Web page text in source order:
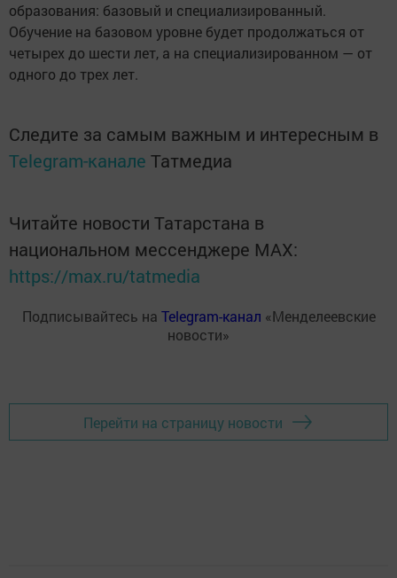
образования: базовый и специализированный.
Обучение на базовом уровне будет продолжаться от
четырех до шести лет, а на специализированном — от
одного до трех лет.
Следите за самым важным и интересным в
Telegram-канале Татмедиа
Читайте новости Татарстана в
национальном мессенджере MАХ:
https://max.ru/tatmedia
Подписывайтесь на Telegram-канал «Менделеевские
новости»
Перейти на страницу новости